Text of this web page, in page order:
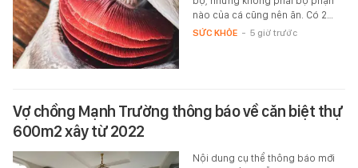
nào của cá cũng nên ăn. Có 2…
SỨC KHỎE - 5 giờ trước
Vợ chồng Mạnh Trường thông báo về căn biệt thự
600m2 xây từ 2022
Nội dung cụ thể thông báo mới